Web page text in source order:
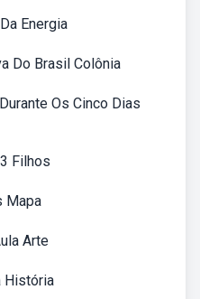
Energia
Do Brasil Colônia
Os Cinco Dias
Filhos
Mapa
Arte
História